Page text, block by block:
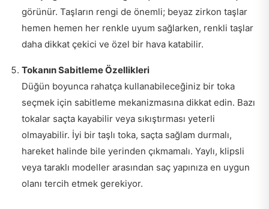
görünür. Taşların rengi de önemli; beyaz zirkon taşlar
hemen hemen her renkle uyum sağlarken, renkli taşlar
daha dikkat çekici ve özel bir hava katabilir.
Tokanın Sabitleme Özellikleri
Düğün boyunca rahatça kullanabileceğiniz bir toka
seçmek için sabitleme mekanizmasına dikkat edin. Bazı
tokalar saçta kayabilir veya sıkıştırması yeterli
olmayabilir. İyi bir taşlı toka, saçta sağlam durmalı,
hareket halinde bile yerinden çıkmamalı. Yaylı, klipsli
veya taraklı modeller arasından saç yapınıza en uygun
olanı tercih etmek gerekiyor.